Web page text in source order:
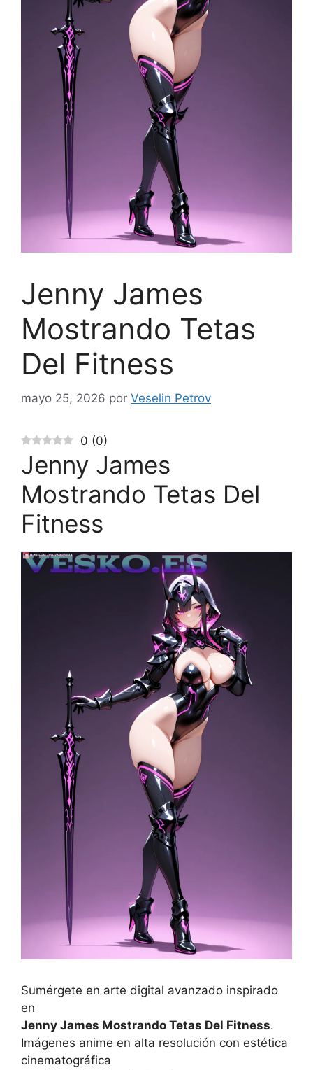
Jenny James
Mostrando Tetas
Del Fitness
mayo 25, 2026 por Veselin Petrov
0 (0)
Jenny James
Mostrando Tetas Del
Fitness
Sumérgete en arte digital avanzado inspirado
en
Jenny James Mostrando Tetas Del Fitness.
Imágenes anime en alta resolución con estética
cinematográfica